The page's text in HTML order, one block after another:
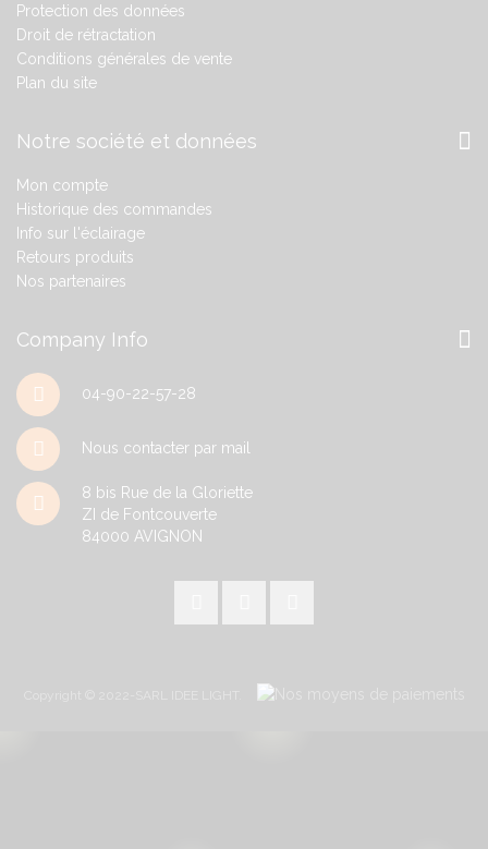
Protection des données
Droit de rétractation
Conditions générales de vente
Plan du site
Notre société et données
Mon compte
Historique des commandes
Info sur l'éclairage
Retours produits
Nos partenaires
Company Info
04-90-22-57-28
Nous contacter par mail
8 bis Rue de la Gloriette
ZI de Fontcouverte
84000 AVIGNON